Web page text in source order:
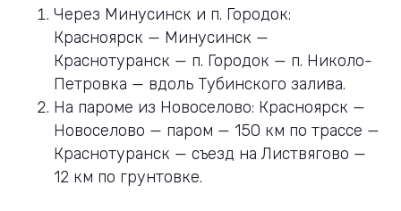
Через Минусинск и п. Городок:
Красноярск — Минусинск —
Краснотуранск — п. Городок — п. Николо-
Петровка — вдоль Тубинского залива.
На пароме из Новоселово: Красноярск —
Новоселово — паром — 150 км по трассе —
Краснотуранск — съезд на Листвягово —
12 км по грунтовке.